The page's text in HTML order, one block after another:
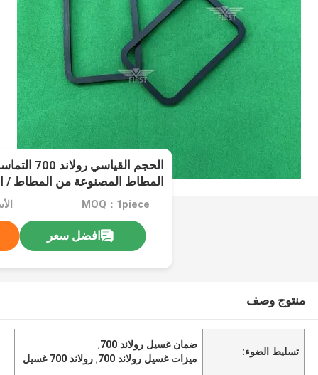
الحجم
المطاط المصنوعة من المطاط /
MOQ：1piece
افضل سعر
منتوج وصف
تسليط الضوء:
ضمان غسيل رولاند 700
,
ميزات غسيل رولاند 700
,رولاند 700 غسيل